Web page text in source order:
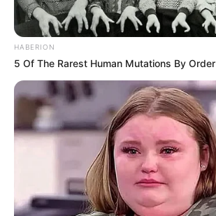
Ambyar! 10 Kalimat Baper
Pakai Bahasa Jawa Ini Bikin
Galau Abis
HABERION
5 Of The Rarest Human Mutations By Order